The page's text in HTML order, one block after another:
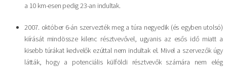
a 10 km-esen pedig 23-an indultak.
2007. október 6-án szervezték meg a túra negyedik (és egyben utolsó)
kiírását mindössze kilenc résztvevővel, ugyanis az esős idő miatt a
kisebb túrákat kedvelők ezúttal nem indultak el. Mivel a szervezők úgy
látták, hogy a potenciális külföldi résztvevők számára nem elég